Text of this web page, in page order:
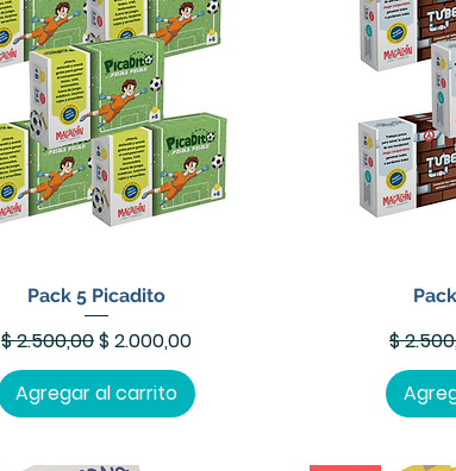
Pack 5 Picadito
Precio
$ 2.500,00Precio de oferta
$ 2.000,00
Agregar al carrito
Precio
$